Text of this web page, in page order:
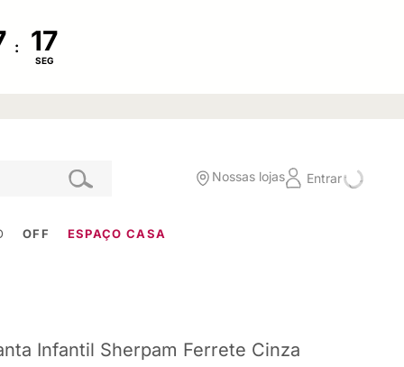
:
SEG
Nossas lojas Entrar
OFF ESPAÇO CASA
Infantil Sherpam Ferrete Cinza